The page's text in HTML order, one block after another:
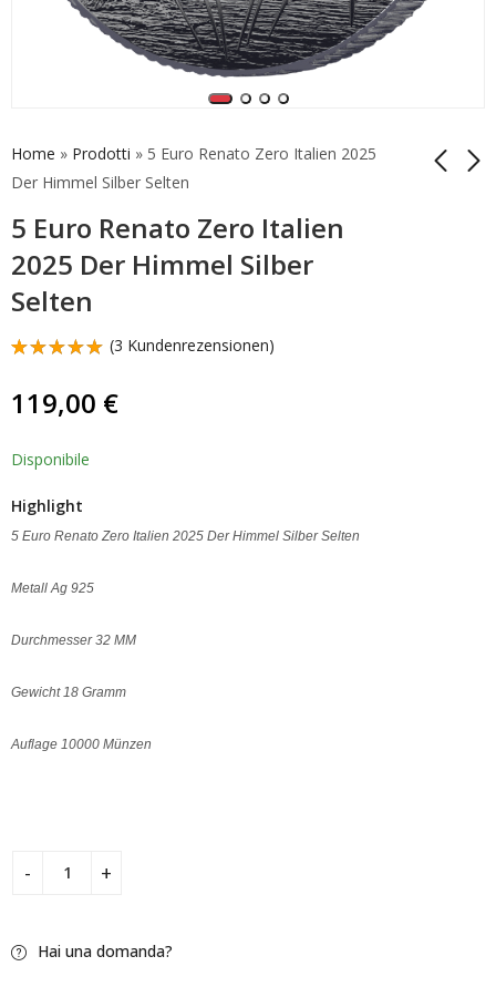
Home » Prodotti » 5 Euro Renato Zero Italien 2025
Der Himmel Silber Selten
5 Euro Renato Zero Italien
2025 Der Himmel Silber
Selten
10 Euro Amerigo
2 Euro Gedenkmünze
von 5,
basierend
Kundenbewertungen
(3 Kundenrezensionen)
119,00 €
Disponibile
Highlight
5 Euro Renato Zero Italien 2025 Der Himmel Silber Selten
Metall Ag 925
Durchmesser 32 MM
Gewicht 18 Gramm
Auflage 10000 Münzen
Hai una domanda?